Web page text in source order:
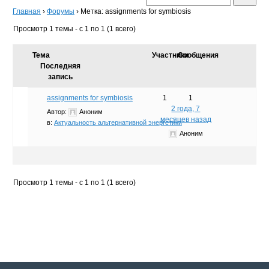
Главная › Форумы › Метка: assignments for symbiosis
Просмотр 1 темы - с 1 по 1 (1 всего)
Тема УчастникиСообщения
Последняя
запись
assignments for symbiosis
Автор:
Аноним
в: Актуальность альтернативной энергетики
1
1
2 года, 7
месяцев назад
Аноним
Просмотр 1 темы - с 1 по 1 (1 всего)